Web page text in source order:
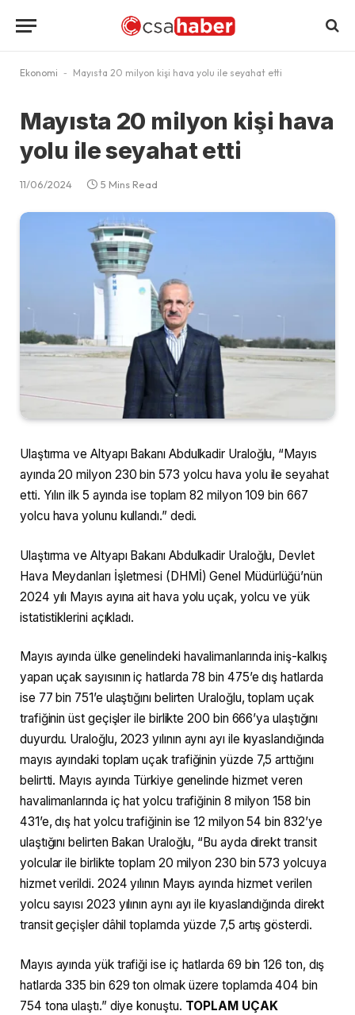
Ekonomi - Mayısta 20 milyon kişi hava yolu ile seyahat etti
Mayısta 20 milyon kişi hava
yolu ile seyahat etti
11/06/2024 5 Mins Read
Ulaştırma ve Altyapı Bakanı Abdulkadir Uraloğlu, “Mayıs
ayında 20 milyon 230 bin 573 yolcu hava yolu ile seyahat
etti. Yılın ilk 5 ayında ise toplam 82 milyon 109 bin 667
yolcu hava yolunu kullandı.” dedi.
Ulaştırma ve Altyapı Bakanı Abdulkadir Uraloğlu, Devlet
Hava Meydanları İşletmesi (DHMİ) Genel Müdürlüğü’nün
2024 yılı Mayıs ayına ait hava yolu uçak, yolcu ve yük
istatistiklerini açıkladı.
Mayıs ayında ülke genelindeki havalimanlarında iniş-kalkış
yapan uçak sayısının iç hatlarda 78 bin 475’e dış hatlarda
ise 77 bin 751’e ulaştığını belirten Uraloğlu, toplam uçak
trafiğinin üst geçişler ile birlikte 200 bin 666’ya ulaştığını
duyurdu. Uraloğlu, 2023 yılının aynı ayı ile kıyaslandığında
mayıs ayındaki toplam uçak trafiğinin yüzde 7,5 arttığını
belirtti. Mayıs ayında Türkiye genelinde hizmet veren
havalimanlarında iç hat yolcu trafiğinin 8 milyon 158 bin
431’e, dış hat yolcu trafiğinin ise 12 milyon 54 bin 832’ye
ulaştığını belirten Bakan Uraloğlu, “Bu ayda direkt transit
yolcular ile birlikte toplam 20 milyon 230 bin 573 yolcuya
hizmet verildi. 2024 yılının Mayıs ayında hizmet verilen
yolcu sayısı 2023 yılının aynı ayı ile kıyaslandığında direkt
transit geçişler dâhil toplamda yüzde 7,5 artış gösterdi.
Mayıs ayında yük trafiği ise iç hatlarda 69 bin 126 ton, dış
hatlarda 335 bin 629 ton olmak üzere toplamda 404 bin
754 tona ulaştı.” diye konuştu. TOPLAM UÇAK